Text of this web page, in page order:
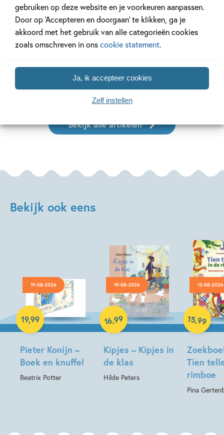
gebruiken op deze website en je voorkeuren aanpassen.
Door op ‘Accepteren en doorgaan’ te klikken, ga je
akkoord met het gebruik van alle categorieën cookies
zoals omschreven in onscookie statement.
Ja, ik accepteer cookies
Zelf instellen
11 JANUARI 2026
Ons Kinderpanel leest:
‘Marvel Superhelden’
16 JULI 2025
De leukste
Bekijk alle artikelen
Bekijk ook eens
19-08-2026
Pieter Konijn –
Boek en knuffel
Beatrix Potter
19,99
Hardcover
19-08-2026
Kipjes – Kipjes in
de klas
Hilde Peters
16,99
Hardcover
12-08-2026
Tien
rimboe
Pina
15,99
Hardcover